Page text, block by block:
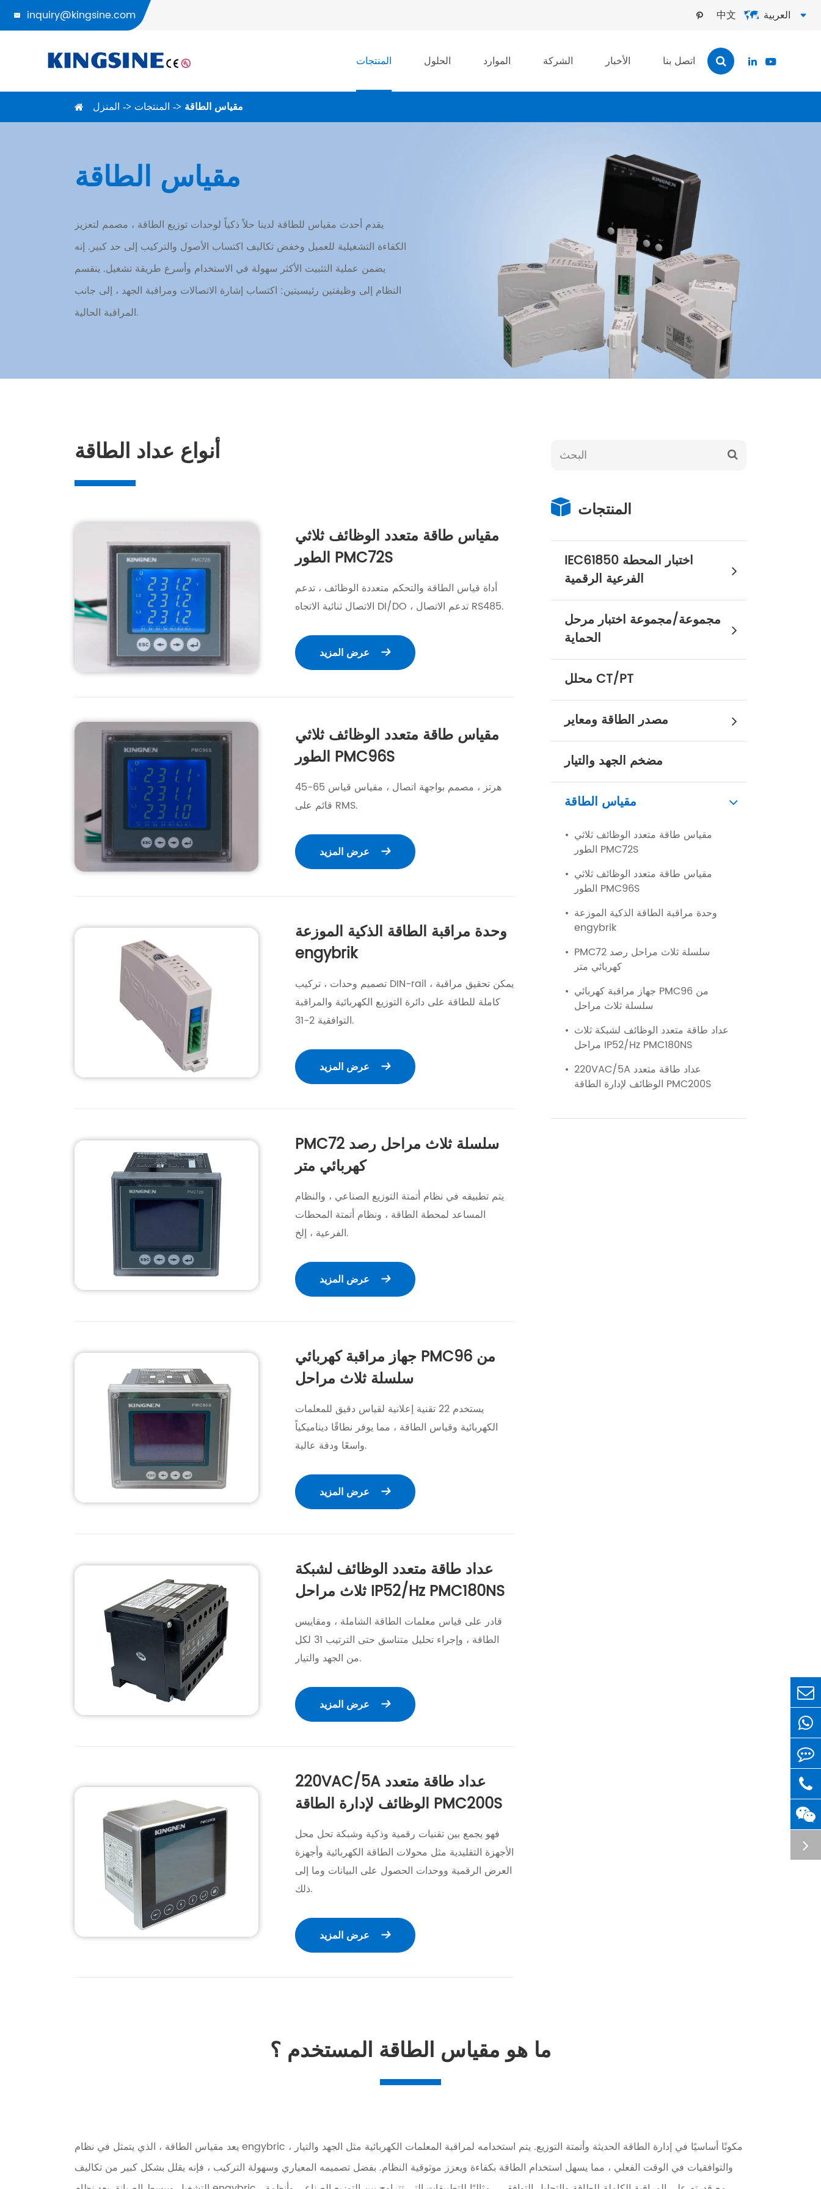
 inquiry@kingsine.com  中文  العربية 
المنتجات الحلول الموارد الشركة الأخبار اتصل بنا  
المنزل المنتجات مقياس الطاقة
مقياس الطاقة
يقدم أحدث مقياس للطاقة لدينا حلاً ذكياً لوحدات توزيع الطاقة ، مصمم لتعزيز
الكفاءة التشغيلية للعميل وخفض تكاليف اكتساب الأصول والتركيب إلى حد كبير. إنه
يضمن عملية التثبيت الأكثر سهولة في الاستخدام وأسرع طريقة تشغيل. ينقسم
النظام إلى وظيفتين رئيسيتين: اكتساب إشارة الاتصالات ومراقبة الجهد ، إلى جانب
المراقبة الحالية.
علاوة على ذلك ، يتمتع المستخدمون بالقدرة على ضبط المعلمات وتغيير وضع عمل
أنواع عداد الطاقة
مقياس طاقة متعدد الوظائف ثلاثي
الطور PMC72S
أداة قياس الطاقة والتحكم متعددة الوظائف ، تدعم
الاتصال ثنائية الاتجاه DI/DO ، تدعم الاتصال RS485.

مقياس طاقة متعدد الوظائف ثلاثي
الطور PMC96S
45-65 هرتز ، مصمم بواجهة اتصال ، مقياس قياس
قائم على RMS.

وحدة مراقبة الطاقة الذكية الموزعة
engybrik
تصميم وحدات ، تركيب DIN-rail ، يمكن تحقيق مراقبة
كاملة للطاقة على دائرة التوزيع الكهربائية والمراقبة
التوافقية 2-31.

PMC72 سلسلة ثلاث مراحل رصد
كهربائي متر
يتم تطبيقه في نظام أتمتة التوزيع الصناعي ، والنظام
المساعد لمحطة الطاقة ، ونظام أتمتة المحطات
الفرعية ، إلخ.

جهاز مراقبة كهربائي PMC96 من
سلسلة ثلاث مراحل
يستخدم 22 تقنية إعلانية لقياس دقيق للمعلمات
الكهربائية وقياس الطاقة ، مما يوفر نطاقًا ديناميكياً
واسعًا ودقة عالية.

عداد طاقة متعدد الوظائف لشبكة
ثلاث مراحل IP52/Hz PMC180NS
قادر على قياس معلمات الطاقة الشاملة ، ومقاييس
الطاقة ، وإجراء تحليل متناسق حتى الترتيب 31 لكل
من الجهد والتيار.

220VAC/5A عداد طاقة متعدد
الوظائف لإدارة الطاقة PMC200S
فهو يجمع بين تقنيات رقمية وذكية وشبكة تحل محل
الأجهزة التقليدية مثل محولات الطاقة الكهربائية وأجهزة
العرض الرقمية ووحدات الحصول على البيانات وما إلى
ذلك.

المنتجات
IEC61850 اختبار المحطة
الفرعية الرقمية
مجموعة/مجموعة اختبار مرحل
الحماية
محلل CT/PT
مصدر الطاقة ومعاير
مضخم الجهد والتيار
مقياس الطاقة
مقياس طاقة متعدد الوظائف ثلاثي
الطور PMC72S
مقياس طاقة متعدد الوظائف ثلاثي
الطور PMC96S
وحدة مراقبة الطاقة الذكية الموزعة
engybrik
PMC72 سلسلة ثلاث مراحل رصد
كهربائي متر
جهاز مراقبة كهربائي PMC96 من
سلسلة ثلاث مراحل
عداد طاقة متعدد الوظائف لشبكة ثلاث
مراحل IP52/Hz PMC180NS
220VAC/5A عداد طاقة متعدد
الوظائف لإدارة الطاقة PMC200S
ما هو مقياس الطاقة المستخدم ؟
يعد مقياس الطاقة ، الذي يتمثل في نظام engybric ، مكونًا أساسيًا في إدارة الطاقة الحديثة وأتمتة التوزيع. يتم استخدامه لمراقبة المعلمات الكهربائية مثل الجهد والتيار
والتوافقيات في الوقت الفعلي ، مما يسهل استخدام الطاقة بكفاءة ويعزز موثوقية النظام. بفضل تصميمه المعياري وسهولة التركيب ، فإنه يقلل بشكل كبير من تكاليف